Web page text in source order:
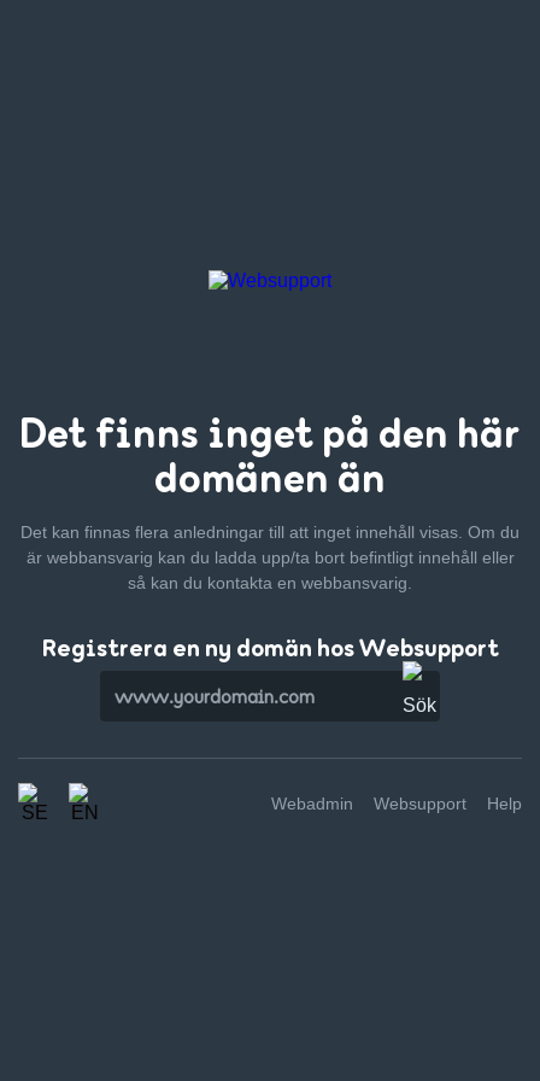
Det finns inget på den här
domänen än
Det kan finnas flera anledningar till att inget innehåll visas. Om du
är webbansvarig kan du ladda upp/ta bort befintligt innehåll eller
så kan du kontakta en webbansvarig.
Registrera en ny domän hos Websupport
Webadmin Websupport Help